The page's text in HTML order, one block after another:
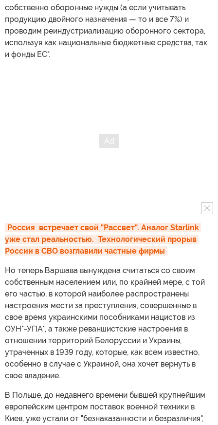
собственно оборонные нужды (а если учитывать
продукцию двойного назначения — то и все 7%) и
проводим реиндустриализацию оборонного сектора,
используя как национальные бюджетные средства, так
и фонды ЕС".
Россия  встречает свой "Рассвет". Аналог Starlink
уже стал реальностью.  Технологический прорыв
России в СВО возглавили частные фирмы
Но теперь Варшава вынуждена считаться со своим
собственным населением или, по крайней мере, с той
его частью, в которой наиболее распространены
настроения мести за преступления, совершенные в
свое время украинскими пособниками нацистов из
ОУН*-УПА*, а также реваншистские настроения в
отношении территорий Белоруссии и Украины,
утраченных в 1939 году, которые, как всем известно,
особенно в случае с Украиной, она хочет вернуть в
свое владение.
В Польше, до недавнего времени бывшей крупнейшим
европейским центром поставок военной техники в
Киев, уже устали от "безнаказанности и безразличия",